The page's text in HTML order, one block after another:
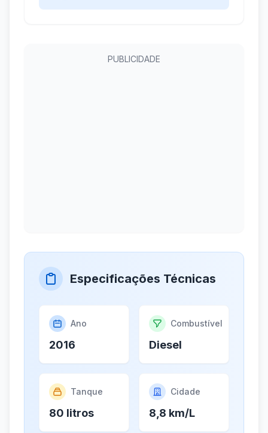
PUBLICIDADE
Especificações Técnicas
Ano
2016
Combustível
Diesel
Tanque
80 litros
Cidade
8,8 km/L